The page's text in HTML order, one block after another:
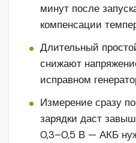
минут после
компенсации
Длительный
снижают
исправном
Измерение сразу
зарядки даст
0,3–0,5 В — АКБ